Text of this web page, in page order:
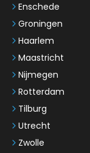
Enschede
Groningen
Haarlem
Maastricht
Nijmegen
Rotterdam
Tilburg
Utrecht
Zwolle